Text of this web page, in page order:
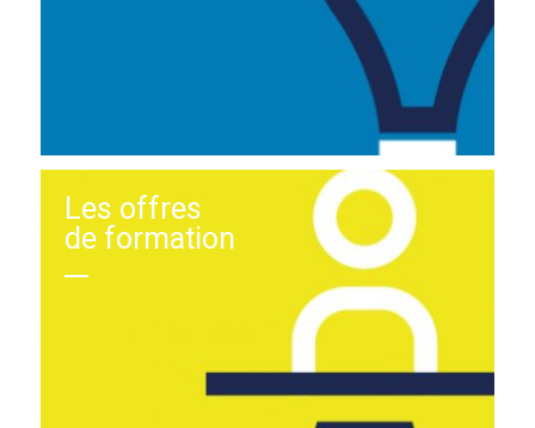
Les offres
de formation